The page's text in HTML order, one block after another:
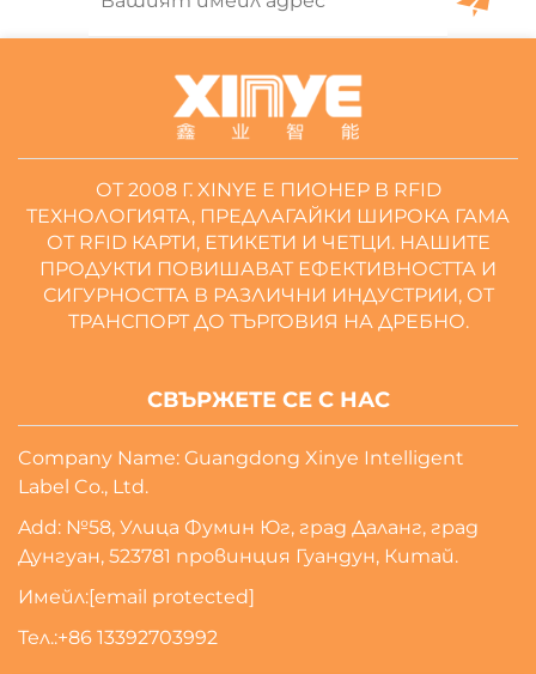
ОТ 2008 Г. XINYE Е ПИОНЕР В RFID
ТЕХНОЛОГИЯТА, ПРЕДЛАГАЙКИ ШИРОКА ГАМА
ОТ RFID КАРТИ, ЕТИКЕТИ И ЧЕТЦИ. НАШИТЕ
ПРОДУКТИ ПОВИШАВАТ ЕФЕКТИВНОСТТА И
СИГУРНОСТТА В РАЗЛИЧНИ ИНДУСТРИИ, ОТ
ТРАНСПОРТ ДО ТЪРГОВИЯ НА ДРЕБНО.
СВЪРЖЕТЕ СЕ С НАС
Company Name: Guangdong Xinye Intelligent
Label Co., Ltd.
Add: №58, Улица Фумин Юг, град Даланг, град
Дунгуан, 523781 провинция Гуандун, Китай.
Имейл:[email protected]
Тел.:+86 13392703992